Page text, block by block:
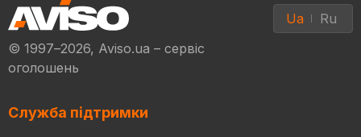
© 1997–2026, Aviso.ua – сервіс
оголошень
Ua Ru
Служба підтримки